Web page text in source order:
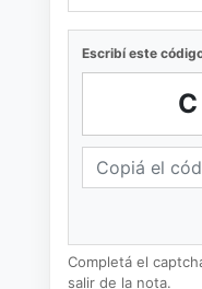
Escribí este
Completá el
salir de la nota.